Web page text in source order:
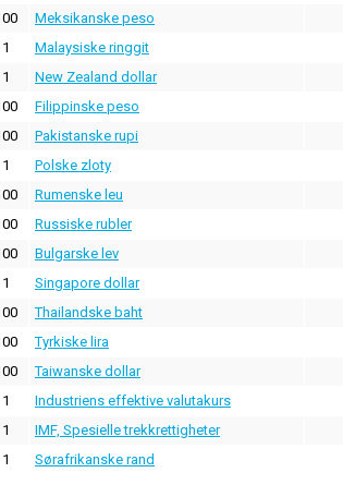
Meksikanske peso
1 Malaysiske ringgit
1 New Zealand dollar
Filippinske peso
Pakistanske rupi
1 Polske zloty
Rumenske leu
Russiske rubler
Bulgarske lev
1 Singapore dollar
Thailandske baht
Tyrkiske lira
Taiwanske dollar
1 Industriens effektive valutakurs
1 IMF, Spesielle trekkrettigheter
1 Sørafrikanske rand